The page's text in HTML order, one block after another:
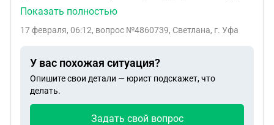
ему платить налог за продажу доли , если цена
кадастровая стоимость недвижимости, при
Показать полностью
17 февраля, 06:12, вопрос №4860739, Светлана, г. Уфа
У вас похожая ситуация?
Опишите свои детали — юрист подскажет, что
делать.
Задать свой вопрос